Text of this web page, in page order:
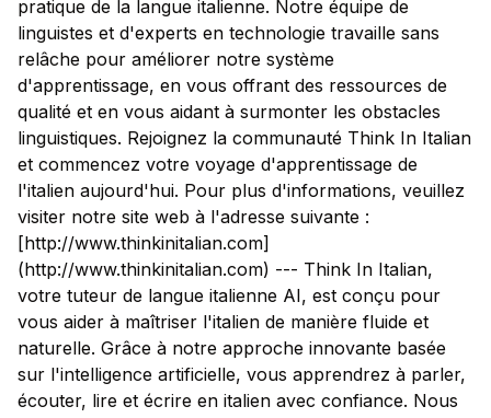
pratique de la langue italienne. Notre équipe de
linguistes et d'experts en technologie travaille sans
relâche pour améliorer notre système
d'apprentissage, en vous offrant des ressources de
qualité et en vous aidant à surmonter les obstacles
linguistiques. Rejoignez la communauté Think In Italian
et commencez votre voyage d'apprentissage de
l'italien aujourd'hui. Pour plus d'informations, veuillez
visiter notre site web à l'adresse suivante :
[http://www.thinkinitalian.com]
(http://www.thinkinitalian.com) --- Think In Italian,
votre tuteur de langue italienne AI, est conçu pour
vous aider à maîtriser l'italien de manière fluide et
naturelle. Grâce à notre approche innovante basée
sur l'intelligence artificielle, vous apprendrez à parler,
écouter, lire et écrire en italien avec confiance. Nous